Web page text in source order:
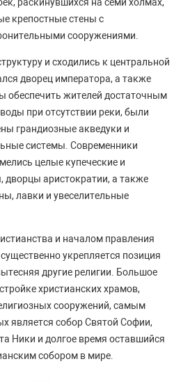
крепостные стены с
сооружениями.
и сходились к центральной
дворец императора, а также
обеспечить жителей достаточным
при отсутствии реки, были
грандиозные акведуки и
системы. Современники
целые купеческие и
дворцы аристократии, а также
лавки и увеселительные
и началом правления
укрепляется позиция
другие религии. Большое
христианских храмов,
сооружений, самым
является собор Святой Софии,
Ники и долгое время оставшийся
собором в мире.